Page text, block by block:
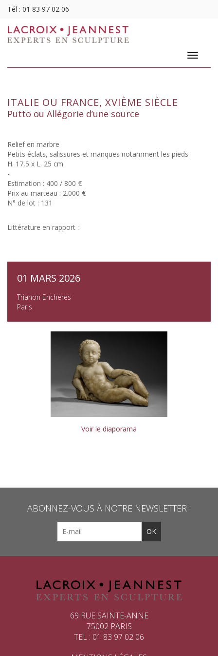
Tél : 01 83 97 02 06
Toggle
ITALIE OU FRANCE, XVIÈME SIÈCLE
Putto ou Allégorie d’une source
Relief en marbre
Petits éclats, salissures et manques notamment les pieds
H. 17,5 x L. 25 cm
-
Estimation : 400 / 800 €
Prix au marteau : 2.000 €
N° de lot : 131
Littérature en rapport :
01 MARS 2026
Trianon Enchères
Paris
Voir le diaporama
ABONNEZ-VOUS À NOTRE NEWSLETTER !
69 RUE SAINTE-ANNE
75002 PARIS
TEL : 01 83 97 02 06